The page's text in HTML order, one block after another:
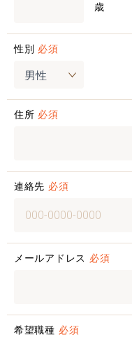
歳
性別 必須
住所 必須
連絡先 必須
メールアドレス 必須
希望職種 必須